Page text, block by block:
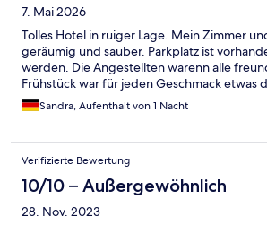
7. Mai 2026
Tolles Hotel in ruiger Lage. Mein Zimmer
geräumig und sauber. Parkplatz ist
werden. Die Angestellten warenn alle
Frühstück war für jeden Geschmack etwas
Sandra, Aufenthalt von 1 Nacht
Verifizierte Bewertung
10/10 – Außergewöhnlich
28. Nov. 2023